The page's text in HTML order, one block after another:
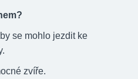
se mohlo jezdit ke
zvíře.